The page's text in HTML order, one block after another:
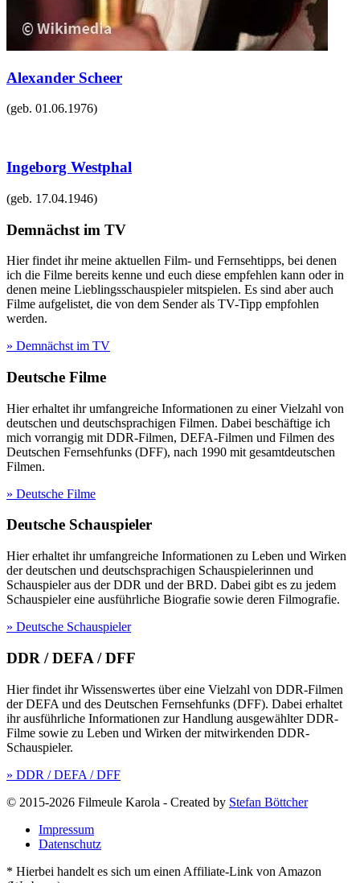
Alexander Scheer
(geb. 01.06.1976)
Ingeborg Westphal
(geb. 17.04.1946)
Demnächst im TV
Hier findet ihr meine aktuellen Film- und Fernsehtipps, bei denen
ich die Filme bereits kenne und euch diese empfehlen kann oder in
denen meine Lieblingsschauspieler mitspielen. Es sind aber auch
Filme aufgelistet, die von dem Sender als TV-Tipp empfohlen
werden.
» Demnächst im TV
Deutsche Filme
Hier erhaltet ihr umfangreiche Informationen zu einer Vielzahl von
deutschen und deutschsprachigen Filmen. Dabei beschäftige ich
mich vorrangig mit DDR-Filmen, DEFA-Filmen und Filmen des
Deutschen Fernsehfunks (DFF), nach 1990 mit gesamtdeutschen
Filmen.
» Deutsche Filme
Deutsche Schauspieler
Hier erhaltet ihr umfangreiche Informationen zu Leben und Wirken
der deutschen und deutschsprachigen Schauspielerinnen und
Schauspieler aus der DDR und der BRD. Dabei gibt es zu jedem
Schauspieler eine ausführliche Biografie sowie deren Filmografie.
» Deutsche Schauspieler
DDR / DEFA / DFF
Hier findet ihr Wissenswertes über eine Vielzahl von DDR-Filmen
der DEFA und des Deutschen Fernsehfunks (DFF). Dabei erhaltet
ihr ausführliche Informationen zur Handlung ausgewählter DDR-
Filme sowie zu Leben und Wirken der mitwirkenden DDR-
Schauspieler.
» DDR / DEFA / DFF
© 2015-2026 Filmeule Karola - Created by Stefan Böttcher
Impressum
Datenschutz
* Hierbei handelt es sich um einen Affiliate-Link von Amazon